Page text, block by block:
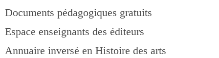
Documents pédagogiques gratuits
Espace enseignants des éditeurs
Annuaire inversé en Histoire des arts